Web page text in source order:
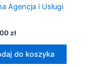
Agencja i Usługi
zł
do koszyka